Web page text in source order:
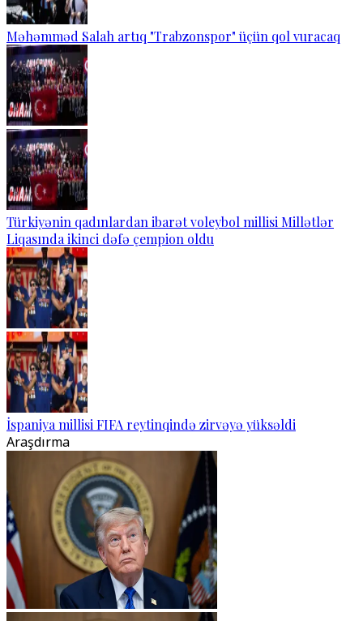
Məhəmməd Salah artıq "Trabzonspor" üçün qol vuracaq
Türkiyənin qadınlardan ibarət voleybol millisi Millətlər
Liqasında ikinci dəfə çempion oldu
İspaniya millisi FIFA reytinqində zirvəyə yüksəldi
Araşdırma